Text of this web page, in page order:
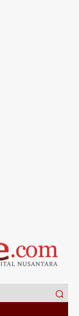
Search
for: